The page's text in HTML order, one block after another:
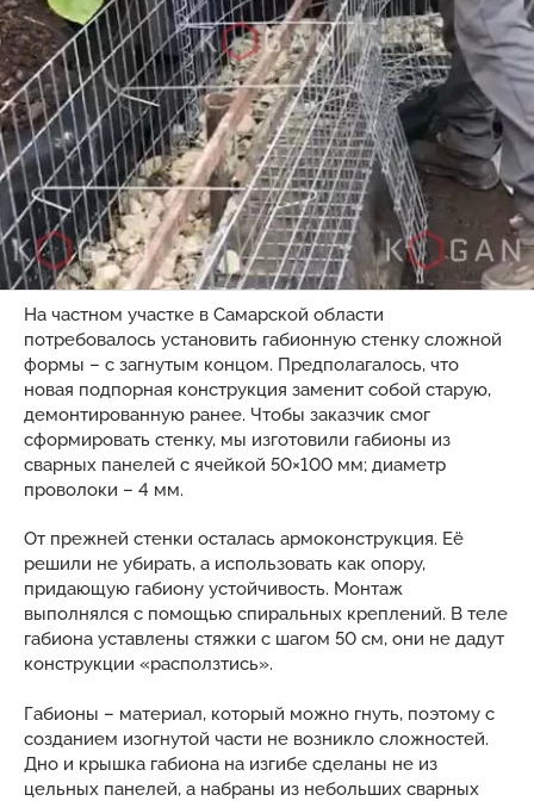
На частном участке в Самарской области
потребовалось установить габионную стенку сложной
формы – с загнутым концом. Предполагалось, что
новая подпорная конструкция заменит собой старую,
демонтированную ранее. Чтобы заказчик смог
сформировать стенку, мы изготовили габионы из
сварных панелей с ячейкой 50×100 мм; диаметр
проволоки – 4 мм.
От прежней стенки осталась армоконструкция. Её
решили не убирать, а использовать как опору,
придающую габиону устойчивость. Монтаж
выполнялся с помощью спиральных креплений. В теле
габиона уставлены стяжки с шагом 50 см, они не дадут
конструкции «расползтись».
Габионы – материал, который можно гнуть, поэтому с
созданием изогнутой части не возникло сложностей.
Дно и крышка габиона на изгибе сделаны не из
цельных панелей, а набраны из небольших сварных